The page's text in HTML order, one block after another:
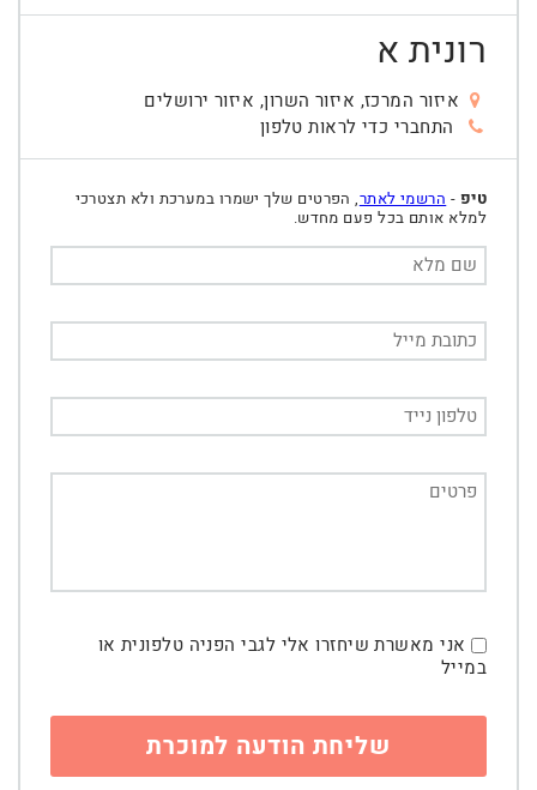
רונית א
איזור המרכז, איזור השרון, איזור ירושלים
התחברי כדי לראות טלפון
טיפ - הרשמי לאתר, הפרטים שלך ישמרו במערכת ולא תצטרכי
למלא אותם בכל פעם מחדש.
אני מאשרת שיחזרו אלי לגבי הפניה טלפונית או
במייל